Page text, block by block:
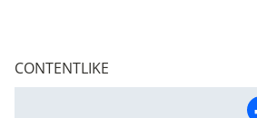
CONTENTLIKE